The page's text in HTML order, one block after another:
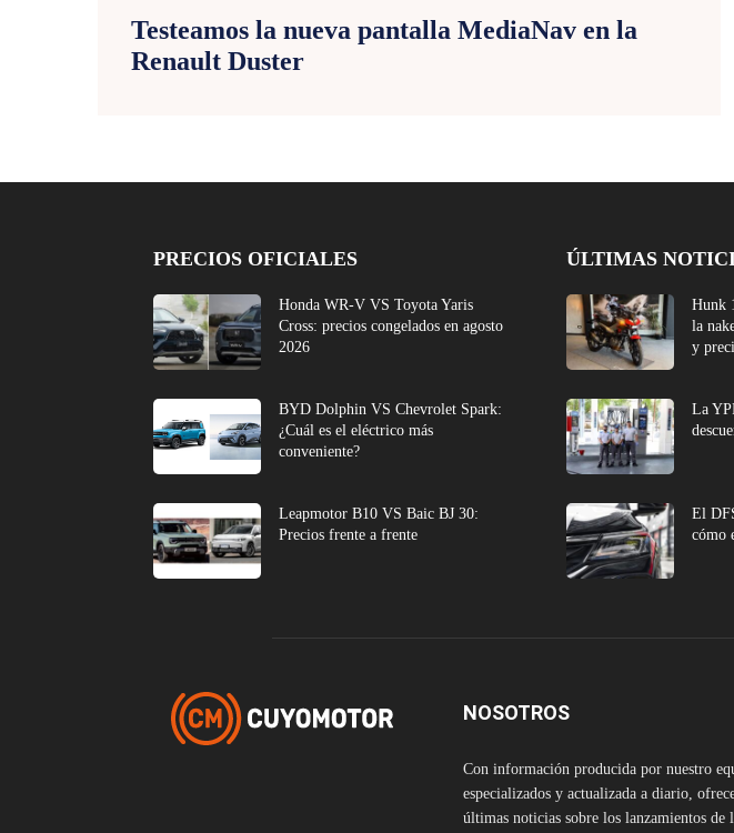
Testeamos la nueva pantalla MediaNav en la
Renault Duster
PRECIOS OFICIALES
Honda WR-V VS Toyota Yaris
Cross: precios congelados en agosto
2026
BYD Dolphin VS Chevrolet Spark:
¿Cuál es el eléctrico más
conveniente?
Leapmotor B10 VS Baic BJ 30:
Precios frente a frente
ÚLTIMAS
Hunk
la
y
La
El
cómo
NOSOTROS
Con información producida por nuestro
especializados y actualizada a diario,
últimas noticias sobre los lanzamientos de